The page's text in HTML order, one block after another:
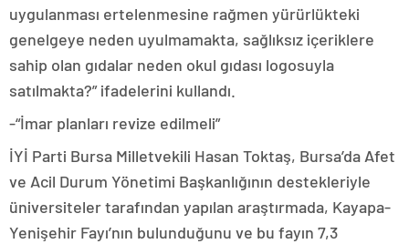
uygulanması ertelenmesine rağmen yürürlükteki
genelgeye neden uyulmamakta, sağlıksız içeriklere
sahip olan gıdalar neden okul gıdası logosuyla
satılmakta?” ifadelerini kullandı.
-“İmar planları revize edilmeli”
İYİ Parti Bursa Milletvekili Hasan Toktaş, Bursa’da Afet
ve Acil Durum Yönetimi Başkanlığının destekleriyle
üniversiteler tarafından yapılan araştırmada, Kayapa-
Yenişehir Fayı’nın bulunduğunu ve bu fayın 7,3